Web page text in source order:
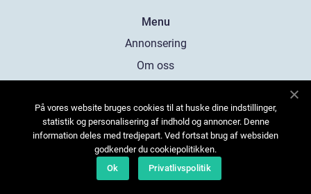
Menu
Annonsering
Om oss
Kontakta oss
Sitemap
På vores website bruges cookies til at huske dine indstillinger,
statistik og personalisering af indhold og annoncer. Denne
information deles med tredjepart. Ved fortsat brug af websiden
godkender du cookiepolitikken.
Ok
Privatlivspolitik